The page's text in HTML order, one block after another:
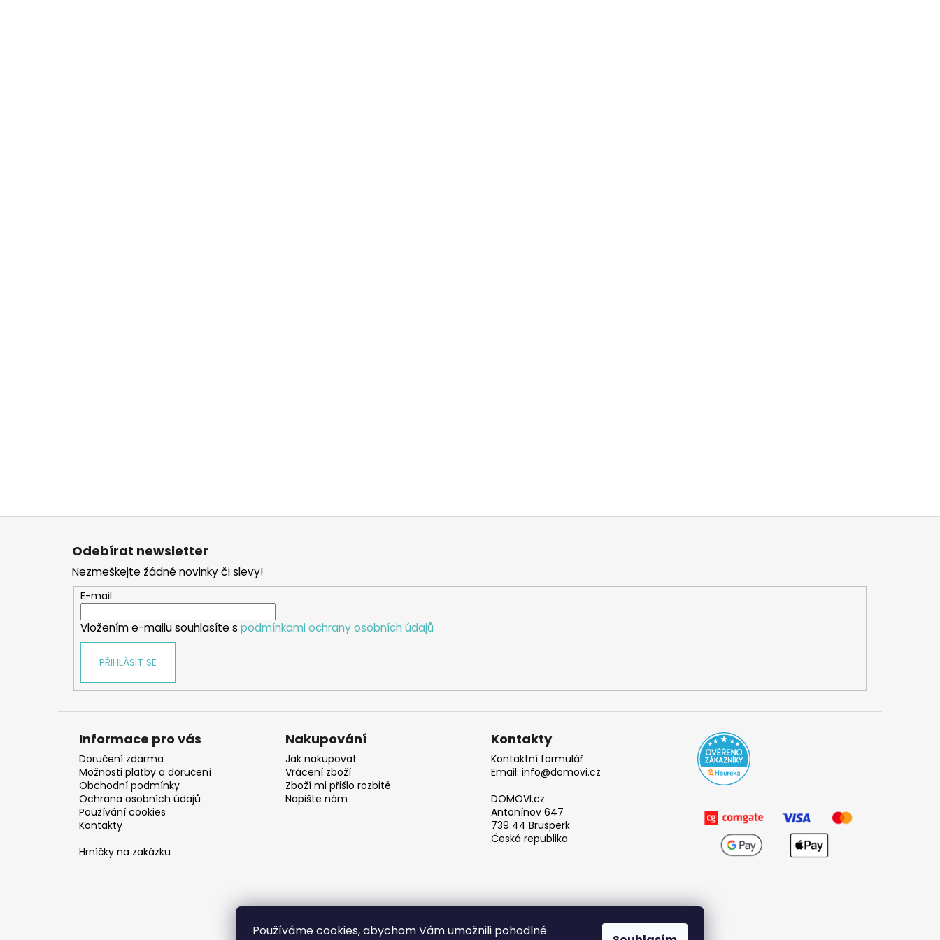
Používáme cookies, abychom Vám umožnili pohodlné
Z
Odebírat newsletter
Nezmeškejte žádné novinky či slevy!
E-mail
Vložením e-mailu souhlasíte s podmínkami ochrany osobních údajů
PŘIHLÁSIT SE
Informace pro vás
Doručení zdarma
Možnosti platby a doručení
Obchodní podmínky
Ochrana osobních údajů
Používání cookies
Kontakty
Hrníčky na zakázku
Nakupování
Jak nakupovat
Vrácení zboží
Zboží mi přišlo rozbité
Napište nám
Kontakty
Kontaktní formulář
Email: info@domovi.cz
DOMOVI.cz
Antonínov 647
739 44 Brušperk
Česká republika